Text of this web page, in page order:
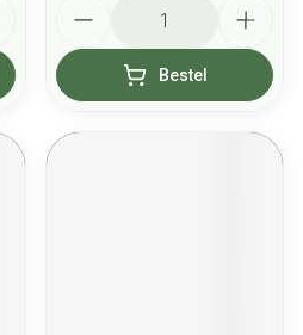
Bestel